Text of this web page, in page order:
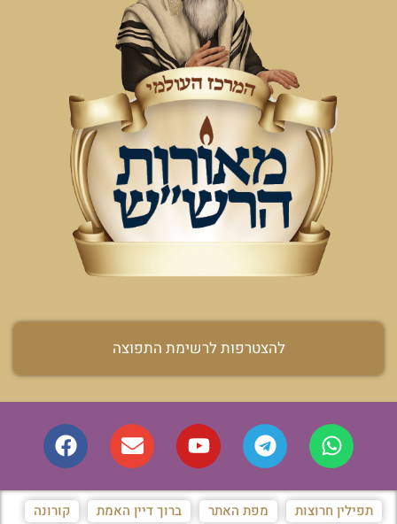
להצטרפות לרשימת התפוצה
תפילין חרוצות מפת האתר ברוך דיין האמת קורונה